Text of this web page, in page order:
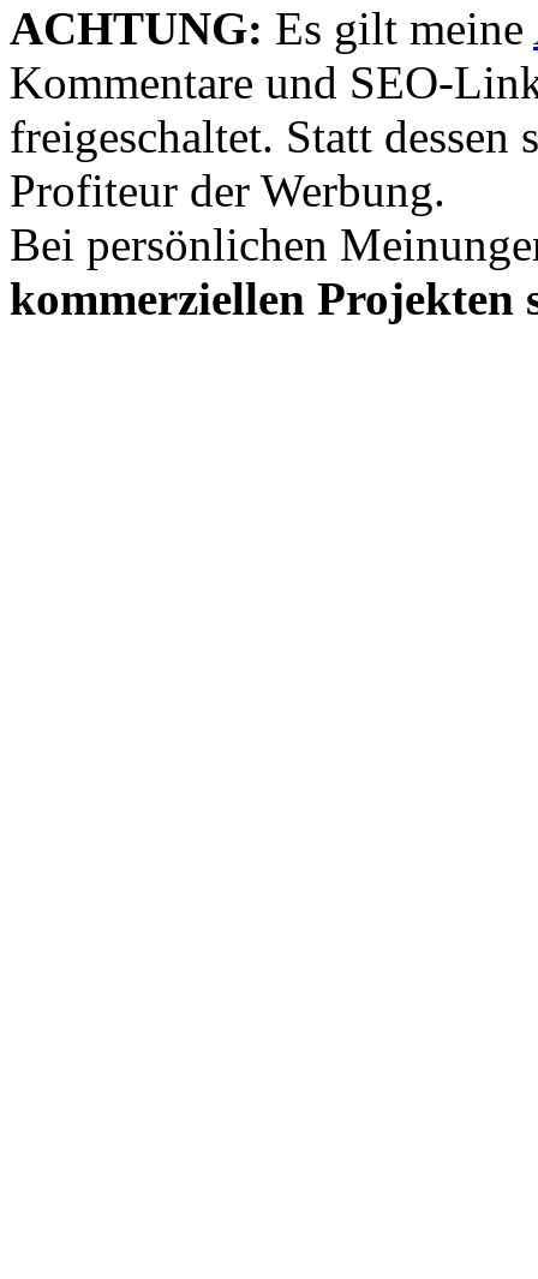
ACHTUNG: Es gilt meine
Kommentare und SEO-
freigeschaltet. Statt dessen
Profiteur der Werbung.
Bei persönlichen
kommerziellen Projekten